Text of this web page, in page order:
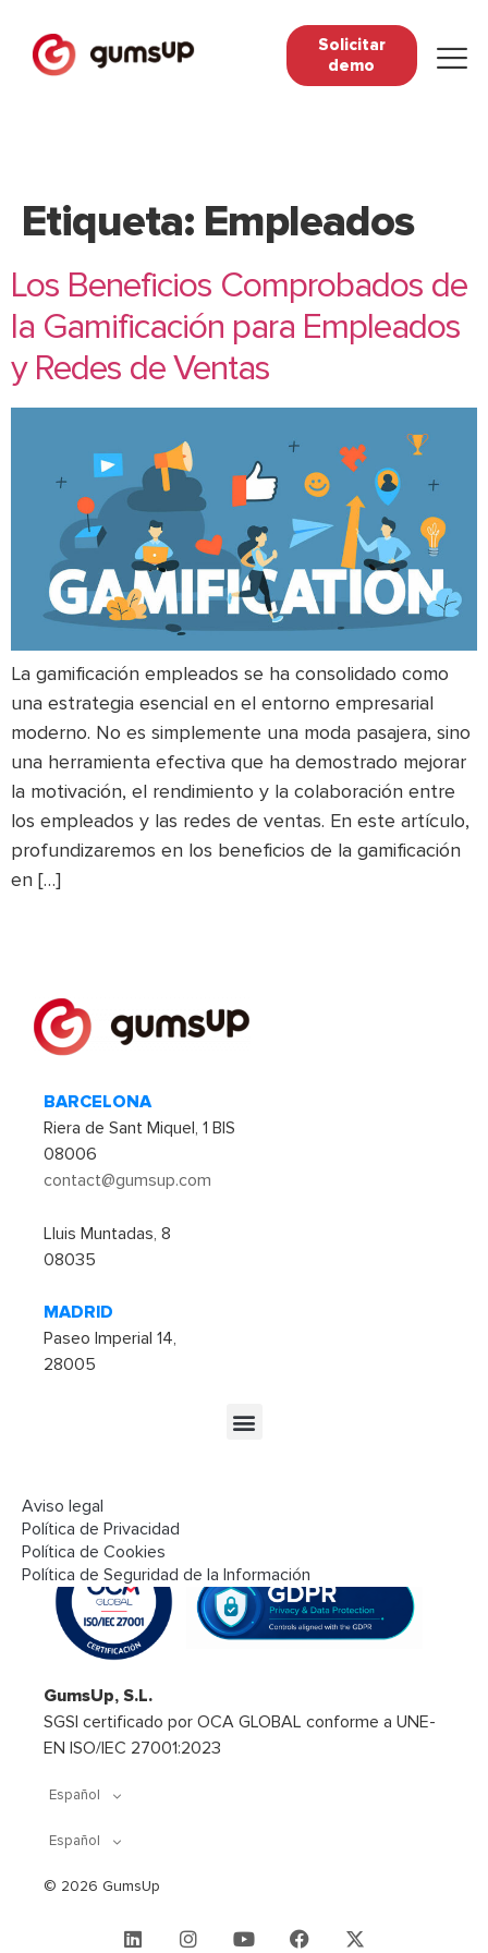
Solicitar
demo
Etiqueta: Empleados
Los Beneficios Comprobados de
la Gamificación para Empleados
y Redes de Ventas
La gamificación empleados se ha consolidado como
una estrategia esencial en el entorno empresarial
moderno. No es simplemente una moda pasajera, sino
una herramienta efectiva que ha demostrado mejorar
la motivación, el rendimiento y la colaboración entre
los empleados y las redes de ventas. En este artículo,
profundizaremos en los beneficios de la gamificación
en […]
BARCELONA
Riera de Sant Miquel, 1 BIS
08006
contact@gumsup.com
Lluis Muntadas, 8
08035
MADRID
Paseo Imperial 14,
28005
Aviso legal
Política de Privacidad
Política de Cookies
Política de Seguridad de la Información
Seguridad y cumplimiento
GumsUp, S.L.
SGSI certificado por OCA GLOBAL conforme a UNE-
EN ISO/IEC 27001:2023
Español
Español
© 2026 GumsUp